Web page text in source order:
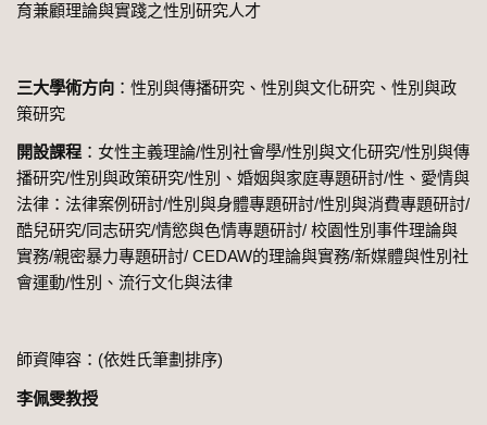
育兼顧理論與實踐之性別研究人才
三大學術方向 ：性別與傳播研究、性別與文化研究、性別與政
策研究
開設課程 ：女性主義理論/性別社會學/性別與文化研究/性別與傳
播研究/性別與政策研究/性別、婚姻與家庭專題研討/性、愛情與
法律：法律案例研討/性別與身體專題研討/性別與消費專題研討/
酷兒研究/同志研究/情慾與色情專題研討/ 校園性別事件理論與
實務/親密暴力專題研討/ CEDAW的理論與實務/新媒體與性別社
會運動/性別、流行文化與法律
師資陣容：(依姓氏筆劃排序)
李佩雯教授